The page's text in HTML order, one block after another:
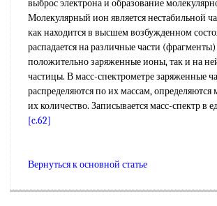
выброс электрона и образование
Молекулярный ион является нестабильной
как находится в высшем возбужденном
распадается на различные части
положительно заряженные ионы, так и на
частицы. В масс-спектрометре заряженные
распределяются по их массам, определяются
их количество. Записывается масс-спектр в
[c.62]
Вернуться к основной статье